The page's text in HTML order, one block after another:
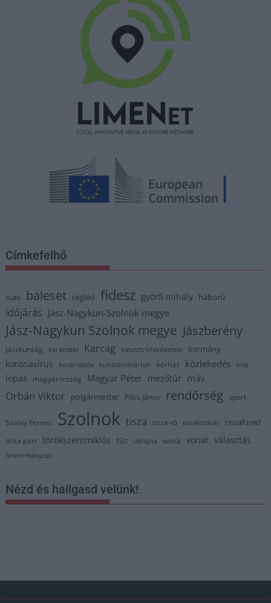
Címkefelhő
autó baleset cegléd fidesz györfi mihály háború
időjárás Jász-Nagykun-Szolnok megye
Jász-Nagykun Szolnok megye Jászberény
Jászkunság karambol Karcag katasztrófavédelem kormány
koronavírus kosárlabda kunszentmárton kórház közlekedés lmp
lopás magyarország Magyar Péter mezőtúr máv
Orbán Viktor polgármester Pócs János rendőrség sport
Szalay Ferenc Szolnok tisza tisza-tó tiszaföldvár tiszafüred
tisza part törökszentmiklós tűz ukrajna vasút vonat választás
önkormányzat
Nézd és hallgasd velünk!